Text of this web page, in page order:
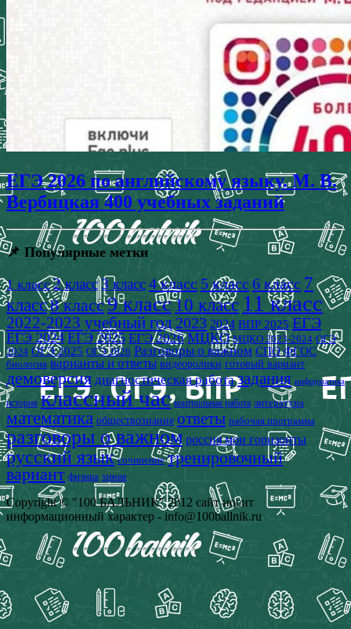
ЕГЭ 2026 по английскому языку. М. В.
Вербицкая 400 учебных заданий
📌 Популярные метки
1 класс 2 класс3 класс4 класс 5 класс 6 класс 7
класс8 класс9 класс10 класс 11 класс
2022-2023 учебный год 2023 2024 ВПР 2025 ЕГЭ
ЕГЭ 2024 ЕГЭ 2025 ЕГЭ 2026 МЦКО МЦКО 2023-2024 ОГЭ
2024 ОГЭ 2025 ОГЭ 2026 Разговоры о важном СПО ФГОС
биология варианты и ответы видеоролики готовый вариант
демоверсия диагностическая работа задания информатика
история классный час контрольная работа литература
математика обществознание ответы рабочая программа
разговоры о важном россия мои горизонты
русский язык сочинение тренировочный
вариант физика химия
Copyright © "100 БАЛЬНИК" 2012 сайт носит
информационный характер - info@100ballnik.ru